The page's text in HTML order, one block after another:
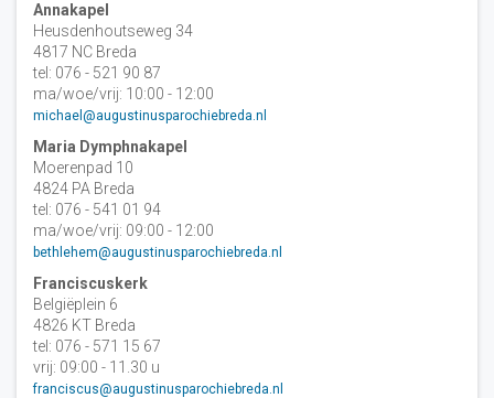
Annakapel
Heusdenhoutseweg 34
4817 NC Breda
tel: 076 - 521 90 87
ma/woe/vrij: 10:00 - 12:00
michael@augustinusparochiebreda.nl
Maria Dymphnakapel
Moerenpad 10
4824 PA Breda
tel: 076 - 541 01 94
ma/woe/vrij: 09:00 - 12:00
bethlehem@augustinusparochiebreda.nl
Franciscuskerk
Belgiëplein 6
4826 KT Breda
tel: 076 - 571 15 67
vrij: 09:00 - 11.30 u
franciscus@augustinusparochiebreda.nl